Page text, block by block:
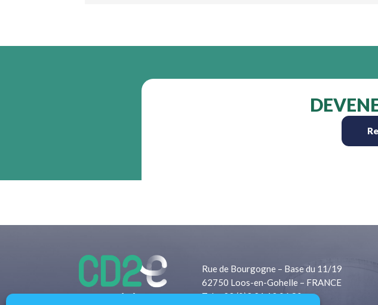
Rue de Bourgogne – Base du 11/19
62750 Loos-en-Gohelle – FRANCE
Tel: +33 (0)3 21 13 06 80